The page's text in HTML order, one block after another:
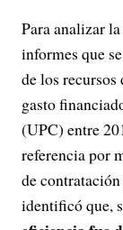
Para analizar
informes que
de los
gasto
(UPC) entre
referencia por
de
identificó que,